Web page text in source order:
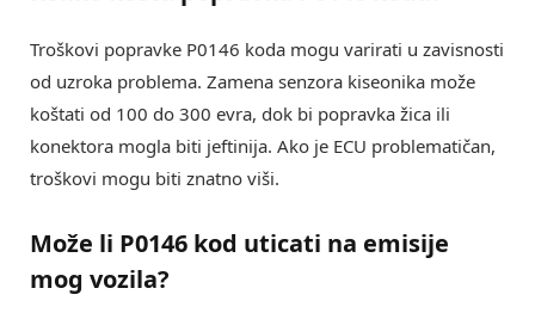
Troškovi popravke P0146 koda mogu varirati u zavisnosti
od uzroka problema. Zamena senzora kiseonika može
koštati od 100 do 300 evra, dok bi popravka žica ili
konektora mogla biti jeftinija. Ako je ECU problematičan,
troškovi mogu biti znatno viši.
Može li P0146 kod uticati na emisije
mog vozila?